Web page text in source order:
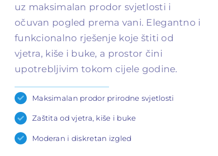
uz maksimalan prodor svjetlosti i
očuvan pogled prema vani. Elegantno i
funkcionalno rješenje koje štiti od
vjetra, kiše i buke, a prostor čini
upotrebljivim tokom cijele godine.
Maksimalan prodor prirodne svjetlosti
Zaštita od vjetra, kiše i buke
Moderan i diskretan izgled